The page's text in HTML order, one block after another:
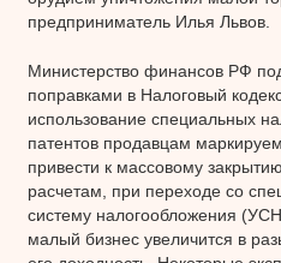
предприниматель Илья Львов.
Министерство финансов РФ
поправками в Налоговый
использование специальных
патентов продавцам
привести к массовому
расчетам, при переходе со
систему налогообложения
малый бизнес увеличится в